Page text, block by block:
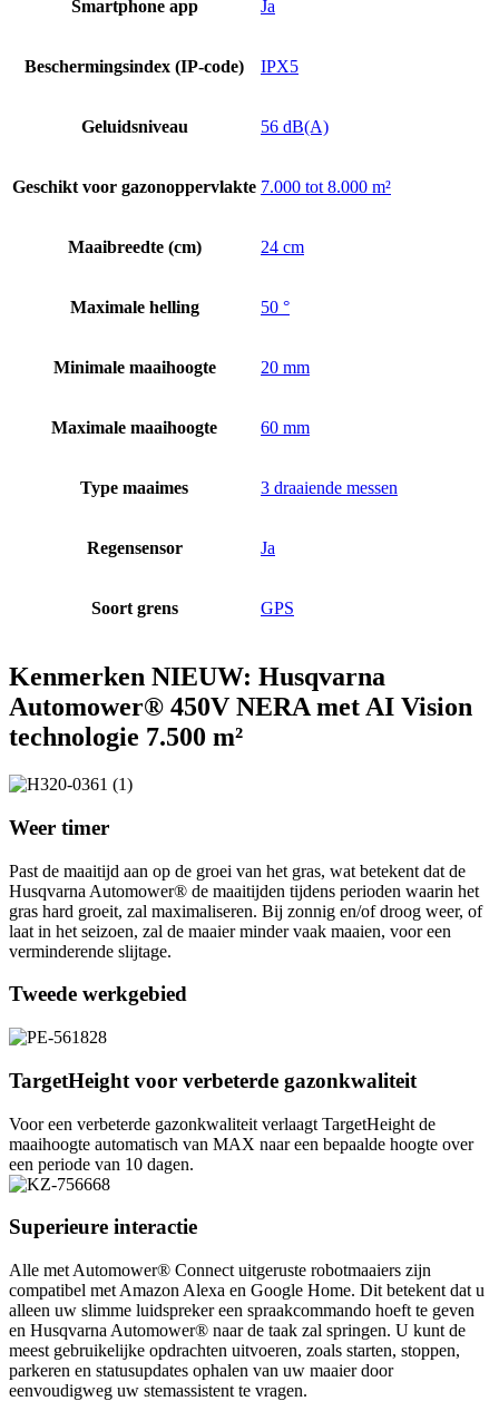
Smartphone app Ja
Beschermingsindex (IP-code) IPX5
Geluidsniveau 56 dB(A)
Geschikt voor gazonoppervlakte 7.000 tot 8.000 m²
Maaibreedte (cm) 24 cm
Maximale helling 50 °
Minimale maaihoogte 20 mm
Maximale maaihoogte 60 mm
Type maaimes 3 draaiende messen
Regensensor Ja
Soort grens GPS
Kenmerken NIEUW: Husqvarna
Automower® 450V NERA met AI Vision
technologie 7.500 m²
Weer timer
Past de maaitijd aan op de groei van het gras, wat betekent dat de
Husqvarna Automower® de maaitijden tijdens perioden waarin het
gras hard groeit, zal maximaliseren. Bij zonnig en/of droog weer, of
laat in het seizoen, zal de maaier minder vaak maaien, voor een
verminderende slijtage.
Tweede werkgebied
TargetHeight voor verbeterde gazonkwaliteit
Voor een verbeterde gazonkwaliteit verlaagt TargetHeight de
maaihoogte automatisch van MAX naar een bepaalde hoogte over
een periode van 10 dagen.
Superieure interactie
Alle met Automower® Connect uitgeruste robotmaaiers zijn
compatibel met Amazon Alexa en Google Home. Dit betekent dat u
alleen uw slimme luidspreker een spraakcommando hoeft te geven
en Husqvarna Automower® naar de taak zal springen. U kunt de
meest gebruikelijke opdrachten uitvoeren, zoals starten, stoppen,
parkeren en statusupdates ophalen van uw maaier door
eenvoudigweg uw stemassistent te vragen.